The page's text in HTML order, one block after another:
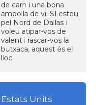
de carn i una bona
ampolla de vi. SI esteu
pel Nord de Dallas i
voleu atipar-vos de
valent i rascar-vos la
butxaca, aquest és el
lloc
Units